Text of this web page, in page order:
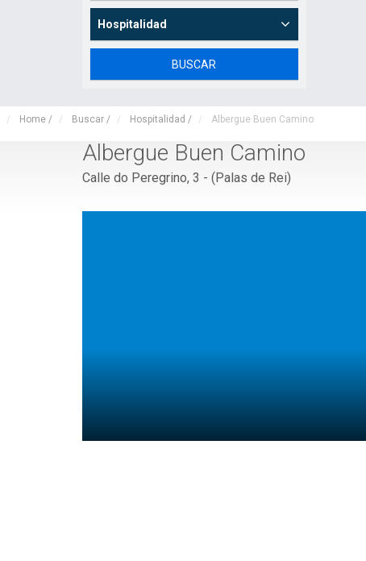
Home / Buscar / Hospitalidad / Albergue Buen Camino
Hospitalidad
Albergue Buen Camino
Calle do Peregrino, 3 - (Palas de Rei)